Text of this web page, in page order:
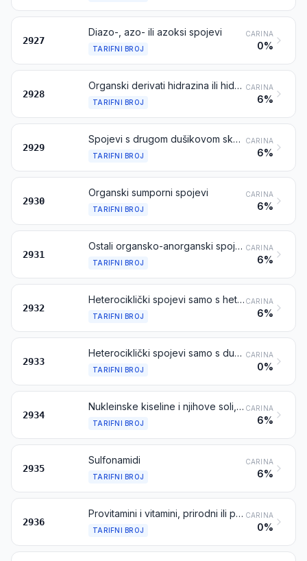
2927
Diazo-, azo- ili azoksi spojevi
TARIFNI BROJ
CARINA
0%
2928
Organski derivati hidrazina ili hidroksilamina
TARIFNI BROJ
CARINA
6%
2929
Spojevi s drugom dušikovom skupinom
TARIFNI BROJ
CARINA
6%
2930
Organski sumporni spojevi
TARIFNI BROJ
CARINA
6%
2931
Ostali organsko-anorganski spojevi
TARIFNI BROJ
CARINA
6%
2932
Heterociklički spojevi samo s hetero atomom ili heteroatomima kisika
TARIFNI BROJ
CARINA
6%
2933
Heterociklički spojevi samo s dušikovim heteroatomom (atomima)
TARIFNI BROJ
CARINA
0%
2934
Nukleinske kiseline i njihove soli, neovisno jesu li kemijski određene ili ne; ostali heterociklički spojevi
TARIFNI BROJ
CARINA
6%
2935
Sulfonamidi
TARIFNI BROJ
CARINA
6%
2936
Provitamini i vitamini, prirodni ili proizvedeni sintezom (uključujući prirodne koncentrate), njihovi derivati koje se rabi prvenstveno kao vitamine te međusobne mješavine prethodno navedenih spojeva, neovisno jesu li u nekom otapalu ili ne
TARIFNI BROJ
CARINA
0%